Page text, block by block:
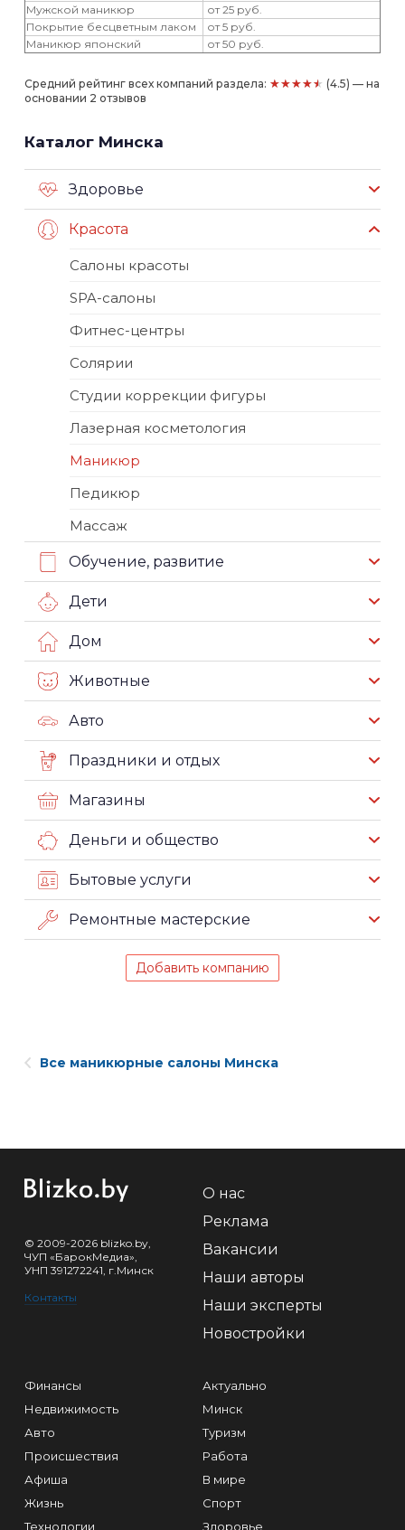
Мужской маникюр
от 25 руб.
Покрытие бесцветным лаком
от 5 руб.
Маникюр японский
от 50 руб.
Средний рейтинг всех компаний раздела: ★★★★★ (4.5) — на
основании 2 отзывов
Каталог Минска
Здоровье
Красота
Салоны красоты
SPA-салоны
Фитнес-центры
Солярии
Студии коррекции фигуры
Лазерная косметология
Маникюр
Педикюр
Массаж
Обучение, развитие
Дети
Дом
Животные
Авто
Праздники и отдых
Магазины
Деньги и общество
Бытовые услуги
Ремонтные мастерские
Добавить компанию
Все маникюрные салоны Минска
© 2009-2026 blizko.by,
ЧУП «БарокМедиа»,
УНП 391272241, г.Минск
Контакты
О нас
Реклама
Вакансии
Наши авторы
Наши эксперты
Новостройки
Финансы
Недвижимость
Авто
Происшествия
Афиша
Жизнь
Технологии
Актуально
Минск
Туризм
Работа
В мире
Спорт
Здоровье